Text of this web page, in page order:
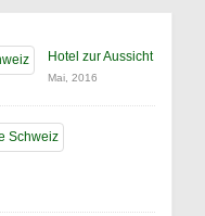
Hotel zur Aussicht
Mai, 2016